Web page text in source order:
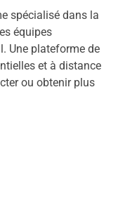
spécialisé dans la
équipes
Une plateforme de
et à distance
ou obtenir plus